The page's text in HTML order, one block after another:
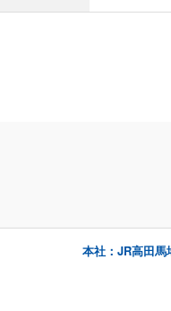
本社：JR高田